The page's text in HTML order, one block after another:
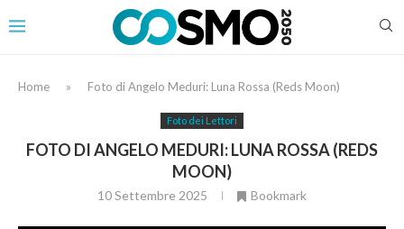
Home » Foto di Angelo Meduri: Luna Rossa (Reds Moon)
Foto dei Lettori
FOTO DI ANGELO MEDURI: LUNA ROSSA (REDS
MOON)
10 Settembre 2025 Bookmark